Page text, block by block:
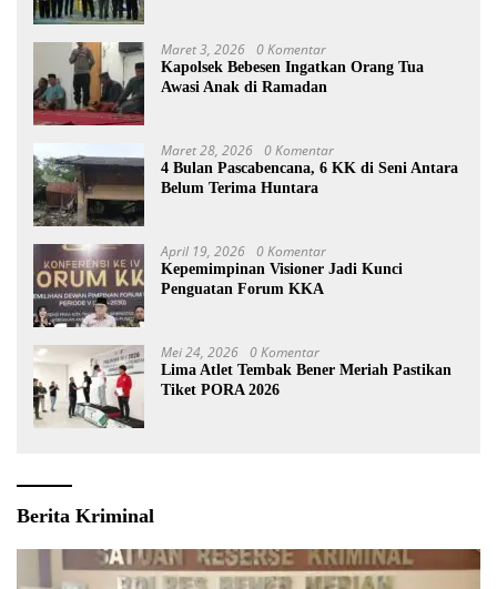
Maret 3, 2026 0 Komentar
Kapolsek Bebesen Ingatkan Orang Tua
Awasi Anak di Ramadan
Maret 28, 2026 0 Komentar
4 Bulan Pascabencana, 6 KK di Seni Antara
Belum Terima Huntara
April 19, 2026 0 Komentar
Kepemimpinan Visioner Jadi Kunci
Penguatan Forum KKA
Mei 24, 2026 0 Komentar
Lima Atlet Tembak Bener Meriah Pastikan
Tiket PORA 2026
Berita Kriminal